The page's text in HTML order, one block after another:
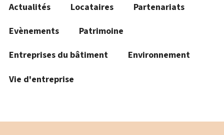
Actualités Locataires
Partenariats
Evènements
Patrimoine
Entreprises du bâtiment
Environnement
Vie d'entreprise